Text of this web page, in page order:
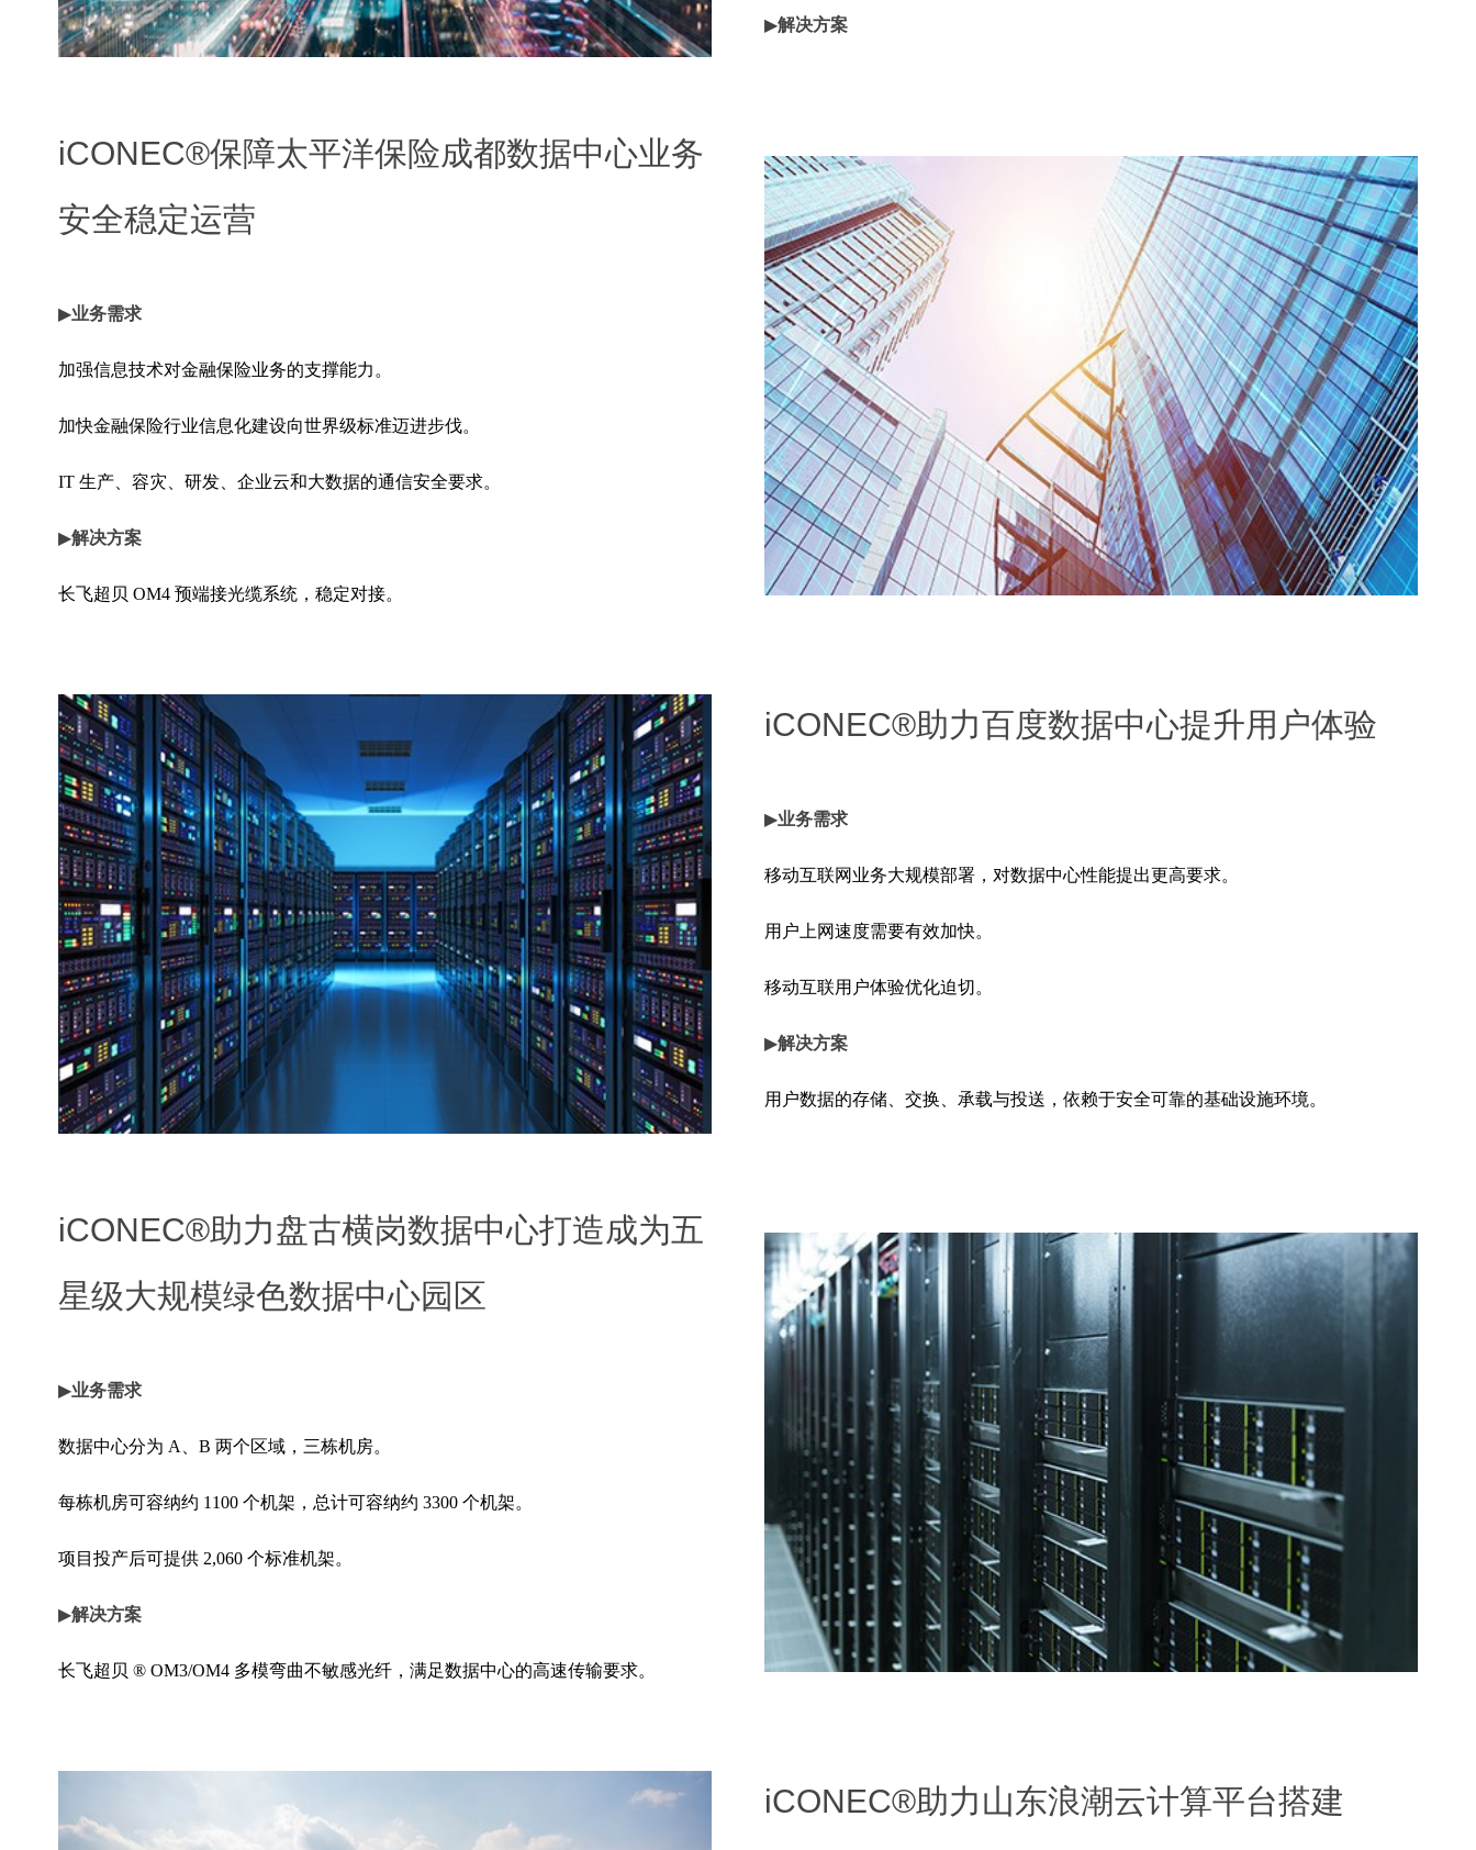
▶解决方案
短距离和长距传输主干线缆，水平线缆同时布放了CAT.6A UTP用于EDA区域上行
传输， 充分兼顾了数据中心的性价比及未来发展趋势。
▶客户收益
采用iCONEC® UDF光配系列，在带宽可以升级的同时，也可以实现空间密度的在
线升级，让整个数据中心的使用寿命大幅度延长。
iCONEC®保障太平洋保险成都数据中心业务
安全稳定运营
▶业务需求
加强信息技术对金融保险业务的支撑能力。
加快金融保险行业信息化建设向世界级标准迈进步伐。
IT 生产、容灾、研发、企业云和大数据的通信安全要求。
▶解决方案
长飞超贝 OM4 预端接光缆系统，稳定对接。
▶客户收益
系统稳定性、兼容性全面保障
满足未来 10~15 年业务对底层链路需求。
基础设施可靠性和业务服务高效性得到提升。
iCONEC®助力百度数据中心提升用户体验
▶业务需求
移动互联网业务大规模部署，对数据中心性能提出更高要求。
用户上网速度需要有效加快。
移动互联用户体验优化迫切。
▶解决方案
用户数据的存储、交换、承载与投送，依赖于安全可靠的基础设施环境。
▶客户收益
系统稳定性、兼容性全面保障。
满足未来 10~15 年业务对底层链路需求。
iCONEC®助力盘古横岗数据中心打造成为五
星级大规模绿色数据中心园区
▶业务需求
数据中心分为 A、B 两个区域，三栋机房。
每栋机房可容纳约 1100 个机架，总计可容纳约 3300 个机架。
项目投产后可提供 2,060 个标准机架。
▶解决方案
长飞超贝 ® OM3/OM4 多模弯曲不敏感光纤，满足数据中心的高速传输要求。
能，保证全套组件兼容性并实现稳定的质量。
iCONEC®助力山东浪潮云计算平台搭建